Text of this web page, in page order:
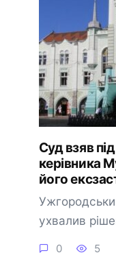
Суд взяв
керівника
його
ухвалив
0 5